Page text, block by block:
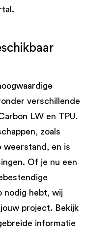
verschillende
LW en TPU.
zoals
en is
Of je nu een
nodig hebt, wij
project. Bekijk
informatie